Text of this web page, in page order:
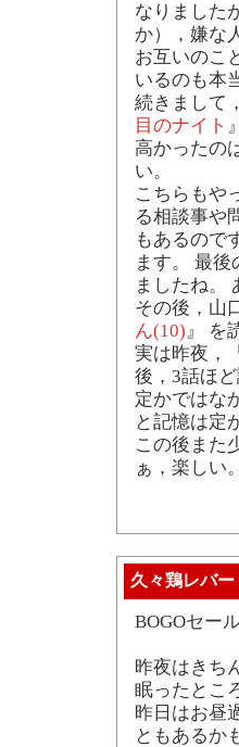
なりました
か），嫌な
お互いのこ
いるのも本
続きまして
目のナイト
高かったの
い。
こちらもや
る相談事や
もあるので
ます。 最
ましたね。
その後，山
ん(10)』 を
実は昨夜，
後，3話ほ
定かではな
と記憶は定
この後また
ぁ，楽しい
久々鶏レバー
BOGOセー
昨夜はきち
眠ったとこ
昨日はお昼
ともあるか